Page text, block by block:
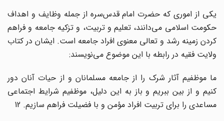
یکی از اموری که حضرت امام قدس‌سره از جمله وظایف و اهداف
حکومت اسلامی می‌دانند، تعلیم و تربیت، و تزکیه جامعه و فراهم
کردن زمینه رشد و تعالی معنوی افراد جامعه است. ایشان در کتاب
ولایت فقیه در رابطه با این موضوع می‌نویسند:
ما موظفیم آثار شرک را از جامعه مسلمانان و از حیات آنان دور
کنیم و از بین ببریم و باز به این دلیل، موظفیم شرایط اجتماعی
مساعدی را برای تربیت افراد مؤمن و با فضیلت فراهم سازیم. 12